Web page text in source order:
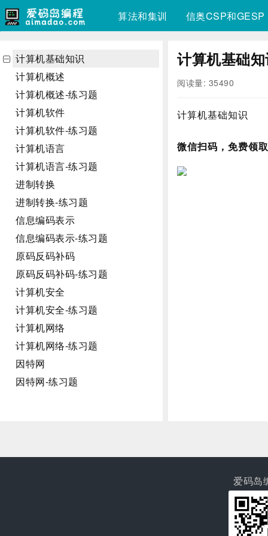
算法和集训 信奥CSP和GESP
计算机基础知识
计算机概述
计算机概述-练习题
计算机软件
计算机软件-练习题
计算机语言
计算机语言-练习题
进制转换
进制转换-练习题
信息编码表示
信息编码表示-练习题
原码反码补码
原码反码补码-练习题
计算机安全
计算机安全-练习题
计算机网络
计算机网络-练习题
因特网
因特网-练习题
计算机基础
阅读量: 35490
计算机基础知识
微信扫码，免费领
爱码岛